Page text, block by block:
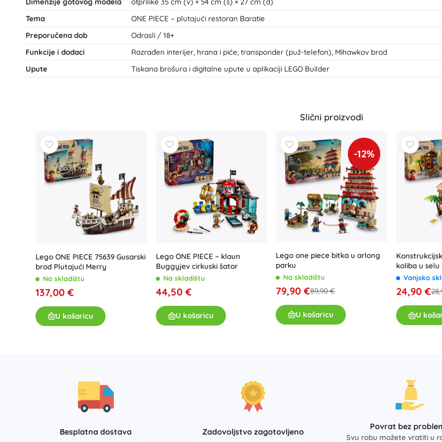
Tema
ONE PIECE – plutajući restoran Baratie
Preporučena dob
Odrasli / 18+
Funkcije i dodaci
Razrađen interijer, hrana i piće, transponder (puž-telefon), Mihawkov brod
Upute
Tiskana brošura i digitalne upute u aplikaciji LEGO Builder
Slični proizvodi
Lego ONE PIECE 75639 Gusarski
brod Plutajući Merry
Na skladištu
137,00 €
U košaricu
Lego ONE PIECE – klaun
Buggyjev cirkuski šator
Na skladištu
44,50 €
U košaricu
-12%
Lego one piece bitka u arlong
parku
Na skladištu
79,90 €89,90 €
U košaricu
koliba u selu
Vanjsko
24,90 €
U
Besplatna dostava Zadovoljstvo zagotovljeno
Povrat bez
Svu robu možete vratiti u